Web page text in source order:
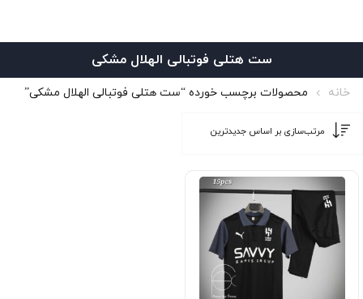
ست هتلی فوتبالی الهلال مشکی
خانه محصولات برچسب خورده “ست هتلی فوتبالی الهلال مشکی”